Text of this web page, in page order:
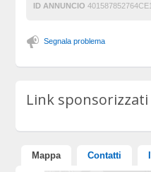
ID ANNUNCIO
Segnala problema
Link sponsorizzati
Mappa Contatti